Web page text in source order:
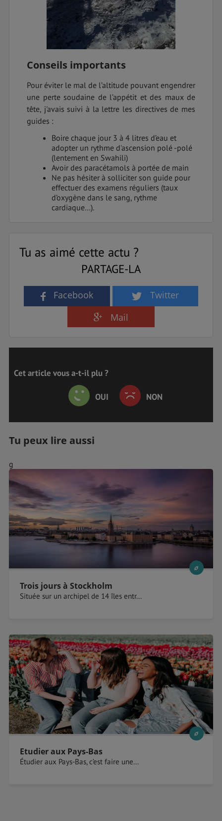
Conseils importants
Pour éviter le mal de l’altitude pouvant engendrer
une perte soudaine de l’appétit et des maux de
tête, j'avais suivi à la lettre les directives de mes
guides :
Boire chaque jour 3 à 4 litres d’eau et
adopter un rythme d'ascension polé -polé
(lentement en Swahili)
Avoir des paracétamols à portée de main
Ne pas hésiter à solliciter son guide pour
effectuer des examens réguliers (taux
d’oxygène dans le sang, rythme
cardiaque…).
Tu as aimé cette actu ?
PARTAGE-LA
Facebook
Twitter
Mail
Cet article vous a-t-il plu ?
OUI NON
Tu peux lire aussi
g
Trois jours à Stockholm
Située sur un archipel de 14 îles entr...
Etudier aux Pays-Bas
Étudier aux Pays-Bas, c’est faire une...